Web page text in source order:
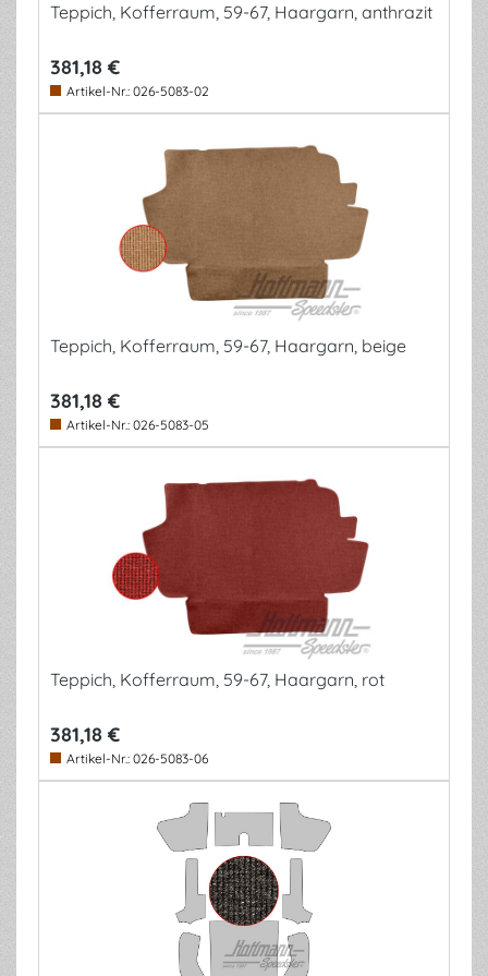
Teppich, Kofferraum, 59-67, Haargarn, anthrazit
381,18 €
Artikel-Nr.: 026-5083-02
Teppich, Kofferraum, 59-67, Haargarn, beige
381,18 €
Artikel-Nr.: 026-5083-05
Teppich, Kofferraum, 59-67, Haargarn, rot
381,18 €
Artikel-Nr.: 026-5083-06